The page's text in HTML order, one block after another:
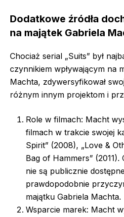
Dodatkowe źródła
na majątek Gabriela
Chociaż serial „Suits” był
czynnikiem wpływającym na
Machta, zdywersyfikował
różnym innym projektom i
Role w filmach: Macht
filmach w trakcie swojej
Spirit” (2008), „Love &
Bag of Hammers” (2011).
nie są publicznie
prawdopodobnie
majątku Gabriela Machta.
Wsparcie marek: Macht